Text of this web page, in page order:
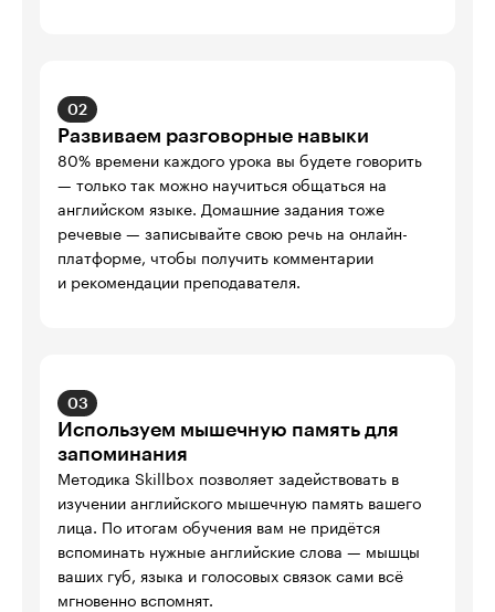
02
Развиваем разговорные навыки
80% времени каждого урока вы будете говорить
— только так можно научиться общаться на
английском языке. Домашние задания тоже
речевые — записывайте свою речь на онлайн-
платформе, чтобы получить комментарии
и рекомендации преподавателя.
03
Используем мышечную память для
запоминания
Методика Skillbox позволяет задействовать в
изучении английского мышечную память вашего
лица. По итогам обучения вам не придётся
вспоминать нужные английские слова — мышцы
ваших губ, языка и голосовых связок сами всё
мгновенно вспомнят.